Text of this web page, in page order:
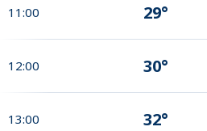
11:00 29°
12:00 30°
13:00 32°